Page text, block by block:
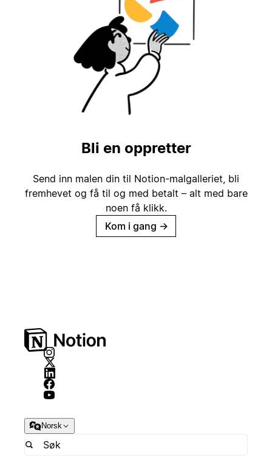
Bli en oppretter
Send inn malen din til Notion-malgalleriet, bli
fremhevet og få til og med betalt – alt med bare
noen få klikk.
Kom i gang →
Norsk